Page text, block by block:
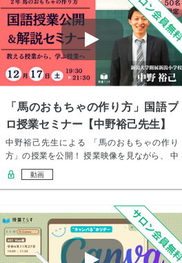
「馬のおもちゃの作り方」国語プ
ロ授業セミナー【中野裕己先生】
中野裕己先生による 「馬のおもちゃの作り
方」の授業を公開！ 授業映像を見ながら、 中
野先生…
動画